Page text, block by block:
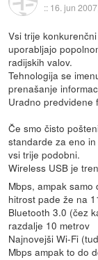
:: 16. jun
Vsi trije
uporabljajo
radijskih valov.
Tehnologija se
prenašanje
Uradno predvidene
Če smo čisto
standarde za eno
vsi trije podobni.
Wireless USB je
Mbps, ampak
hitrost pade že na
Bluetooth 3.0 (čez
razdalje 10 metrov
Najnovejši Wi-Fi
Mbps ampak to do